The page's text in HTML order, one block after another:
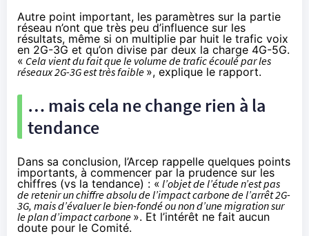
Autre point important, les paramètres sur la partie
réseau n’ont que très peu d’influence sur les
résultats, même si on multiplie par huit le trafic voix
en 2G-3G et qu’on divise par deux la charge 4G-5G.
« Cela vient du fait que le volume de trafic écoulé par les
réseaux 2G-3G est très faible », explique le rapport.
… mais cela ne change rien à la
tendance
Dans sa conclusion, l’Arcep rappelle quelques points
importants, à commencer par la prudence sur les
chiffres (vs la tendance) : « l’objet de l’étude n’est pas
de retenir un chiffre absolu de l’impact carbone de l’arrêt 2G-
3G, mais d’évaluer le bien-fondé ou non d’une migration sur
le plan d’impact carbone ». Et l’intérêt ne fait aucun
doute pour le Comité.